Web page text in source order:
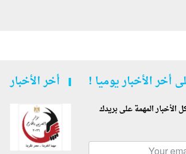
الأخبار يوميا !
المهمة على بريدك
أخر الأخبار